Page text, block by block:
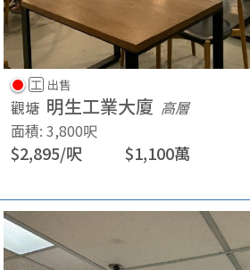
工 出售
觀塘 明生工業大廈 高層
面積: 3,800呎
$2,895/呎 $1,100萬